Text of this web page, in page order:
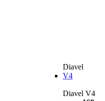
Diavel
V4
Diavel V4